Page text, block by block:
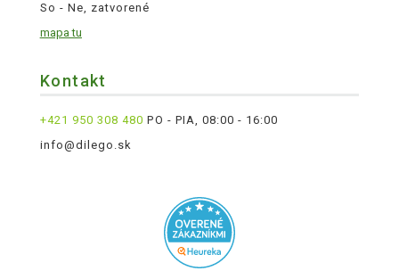
So - Ne, zatvorené
mapa tu
Kontakt
+421 950 308 480 PO - PIA, 08:00 - 16:00
info@dilego.sk